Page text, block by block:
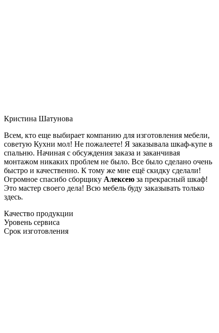
Кристина Шатунова
Всем, кто еще выбирает компанию для изготовления мебели,
советую Кухни мол! Не пожалеете! Я заказывала шкаф-купе в
спальню. Начиная с обсуждения заказа и заканчивая
монтажом никаких проблем не было. Все было сделано очень
быстро и качественно. К тому же мне ещё скидку сделали!
Огромное спасибо сборщику Алексею за прекрасный шкаф!
Это мастер своего дела! Всю мебель буду заказывать только
здесь.
Качество продукции
Уровень сервиса
Срок изготовления